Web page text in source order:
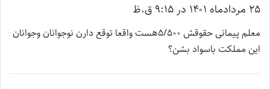
ف
ت
:
۲۵ مرداد‌ماه ۱۴۰۱ در ۹:۱۵ ق.ظ
معلم پیمانی حقوقش 5/500هست واقعا توقع دارن نوجوانان وجوانان
این مملکت باسواد بشن؟